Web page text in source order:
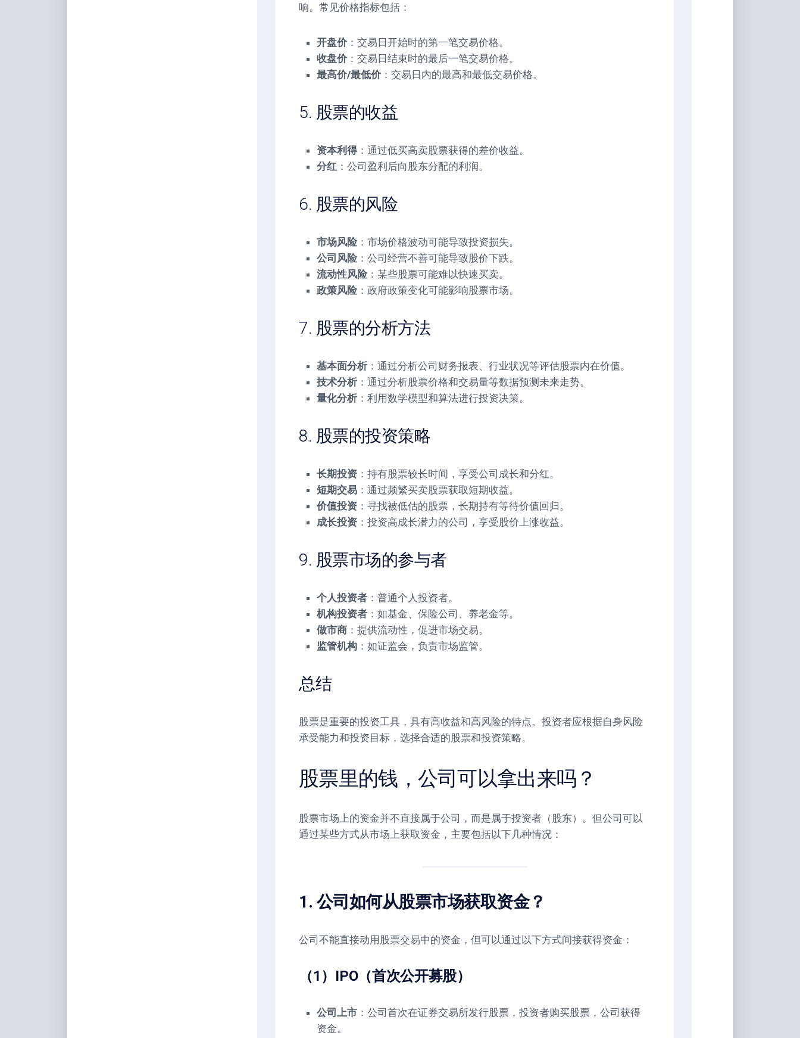
响。常见价格指标包括：
开盘价：交易日开始时的第一笔交易价格。
收盘价：交易日结束时的最后一笔交易价格。
最高价/最低价：交易日内的最高和最低交易价格。
5. 股票的收益
资本利得：通过低买高卖股票获得的差价收益。
分红 ：公司盈利后向股东分配的利润。
6. 股票的风险
市场风险 ：市场价格波动可能导致投资损失。
公司风险 ：公司经营不善可能导致股价下跌。
流动性风险 ：某些股票可能难以快速买卖。
政策风险 ：政府政策变化可能影响股票市场。
7. 股票的分析方法
基本面分析 ：通过分析公司财务报表、行业状况等评估股票内在价值。
技术分析 ：通过分析股票价格和交易量等数据预测未来走势。
量化分析 ：利用数学模型和算法进行投资决策。
8. 股票的投资策略
长期投资 ：持有股票较长时间，享受公司成长和分红。
短期交易 ：通过频繁买卖股票获取短期收益。
价值投资 ：寻找被低估的股票，长期持有等待价值回归。
成长投资 ：投资高成长潜力的公司，享受股价上涨收益。
9. 股票市场的参与者
个人投资者 ：普通个人投资者。
机构投资者 ：如基金、保险公司、养老金等。
做市商 ：提供流动性，促进市场交易。
监管机构 ：如证监会，负责市场监管。
总结
股票是重要的投资工具，具有高收益和高风险的特点。投资者应根据自身风险
承受能力和投资目标，选择合适的股票和投资策略。
股票里的钱，公司可以拿出来吗？
股票市场上的资金并不直接属于公司，而是属于投资者（股东）。但公司可以
通过某些方式从市场上获取资金，主要包括以下几种情况：
1. 公司如何从股票市场获取资金？
公司不能直接动用股票交易中的资金，但可以通过以下方式间接获得资金：
（1）IPO（首次公开募股）
公司上市 ：公司首次在证券交易所发行股票，投资者购买股票，公司获得
资金。